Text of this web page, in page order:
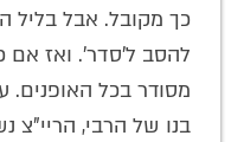
כך מקובל. אבל בליל
להסב ל'סדר'. ואז אם
מסודר בכל
בנו של הרבי, הריי"צ